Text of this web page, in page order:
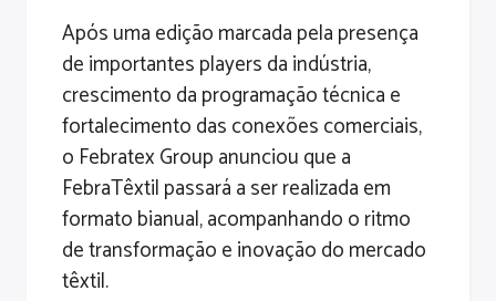
Após uma edição marcada pela presença
de importantes players da indústria,
crescimento da programação técnica e
fortalecimento das conexões comerciais,
o Febratex Group anunciou que a
FebraTêxtil passará a ser realizada em
formato bianual, acompanhando o ritmo
de transformação e inovação do mercado
têxtil.